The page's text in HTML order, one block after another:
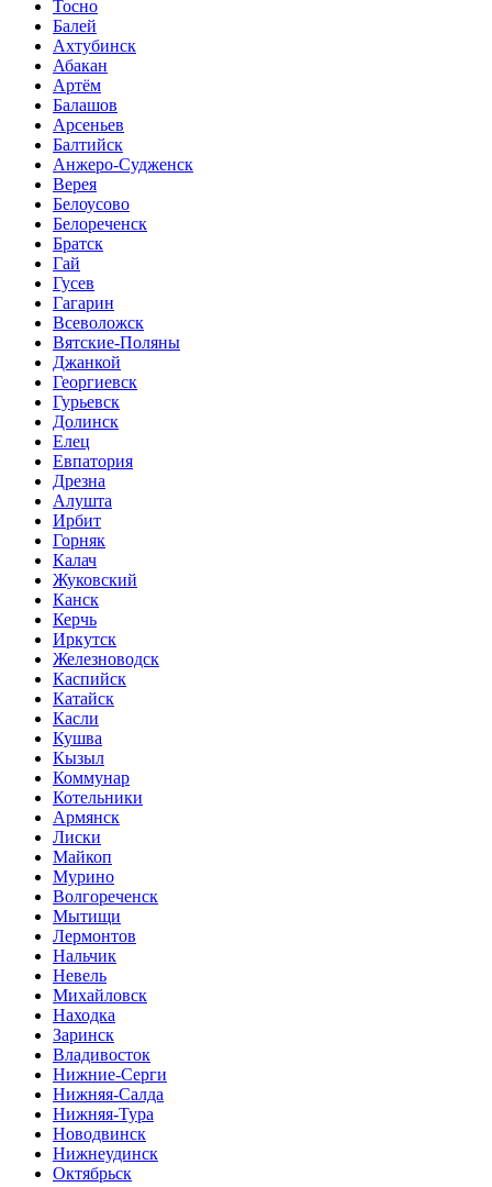
Тосно
Балей
Ахтубинск
Абакан
Артём
Балашов
Арсеньев
Балтийск
Анжеро-Судженск
Верея
Белоусово
Белореченск
Братск
Гай
Гусев
Гагарин
Всеволожск
Вятские-Поляны
Джанкой
Георгиевск
Гурьевск
Долинск
Елец
Евпатория
Дрезна
Алушта
Ирбит
Горняк
Калач
Жуковский
Канск
Керчь
Иркутск
Железноводск
Каспийск
Катайск
Касли
Кушва
Кызыл
Коммунар
Котельники
Армянск
Лиски
Майкоп
Мурино
Волгореченск
Мытищи
Лермонтов
Нальчик
Невель
Михайловск
Находка
Заринск
Владивосток
Нижние-Серги
Нижняя-Салда
Нижняя-Тура
Новодвинск
Нижнеудинск
Октябрьск